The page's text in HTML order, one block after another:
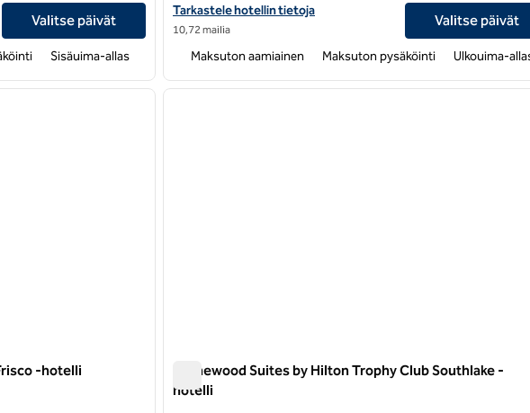
Airport -hotellin tiedot
Valitse päivät
Sisäuima-allas
Näytä Homewood Suites by Hilton Denton -hotellin tiedot
Tarkastele hotellin tietoja
10,72 mailia
Valitse päivät
Maksuton aamiainen Maksuton pysäköinti Ulkouima-
seuraava kuva
-hotelli
1/12
Homewood Suites by Hilton Trophy Club Southlake -
hotelli